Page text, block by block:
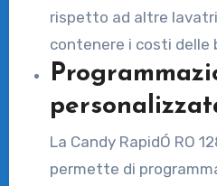
rispetto ad altre
contenere i costi delle
La Candy RapidÓ RO 1284DWMST/1-S ti
permette di